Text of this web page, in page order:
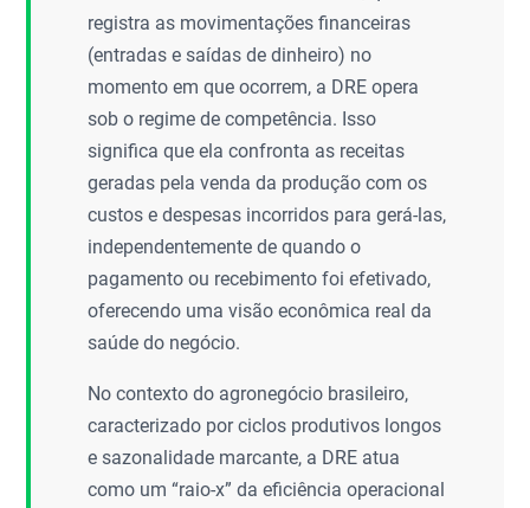
registra as movimentações financeiras
(entradas e saídas de dinheiro) no
momento em que ocorrem, a DRE opera
sob o regime de competência. Isso
significa que ela confronta as receitas
geradas pela venda da produção com os
custos e despesas incorridos para gerá-las,
independentemente de quando o
pagamento ou recebimento foi efetivado,
oferecendo uma visão econômica real da
saúde do negócio.
No contexto do agronegócio brasileiro,
caracterizado por ciclos produtivos longos
e sazonalidade marcante, a DRE atua
como um “raio-x” da eficiência operacional